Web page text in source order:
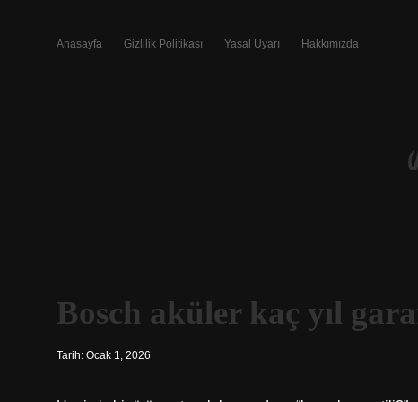
Anasayfa Gizlilik Politikası Yasal Uyarı Hakkımızda
Bosch aküler kaç yıl
Tarih: Ocak 1, 2026